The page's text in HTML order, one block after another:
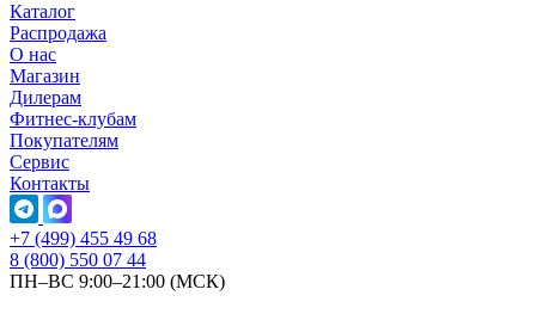
Каталог
Распродажа
О нас
Магазин
Дилерам
Фитнес-клубам
Покупателям
Сервис
Контакты
+7 (499) 455 49 68
8 (800) 550 07 44
ПН–ВС 9:00–21:00 (МСК)